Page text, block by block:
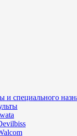
и специального